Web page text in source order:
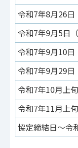
令和7年8月26日
令和7年9月5日（
令和7年9月10日
令和7年9月29日
令和7年10月上旬
令和7年11月上旬
協定締結日～令